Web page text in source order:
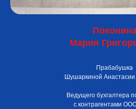
Мария
Прабабушка
Шушаркиной
Ведущего бухгалтера
с контрагентами